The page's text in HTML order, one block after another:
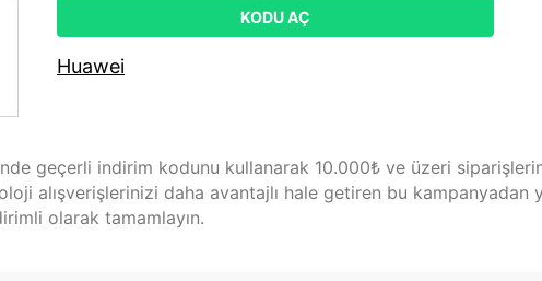
KODU AÇ
Huawei
geçerli indirim kodunu kullanarak 10.000₺ ve üzeri
alışverişlerinizi daha avantajlı hale getiren bu kampanyadan
olarak tamamlayın.